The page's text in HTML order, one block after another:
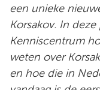
een unieke
Korsakov. In
Kenniscentrum
weten over
en hoe die in